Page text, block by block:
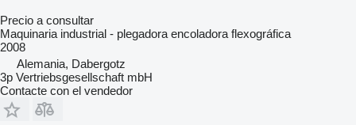
Precio a consultar
Maquinaria industrial - plegadora encoladora flexográfica
2008
Alemania, Dabergotz
3p Vertriebsgesellschaft mbH
Contacte con el vendedor